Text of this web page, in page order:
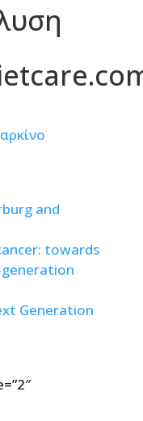
and
towards
Generation